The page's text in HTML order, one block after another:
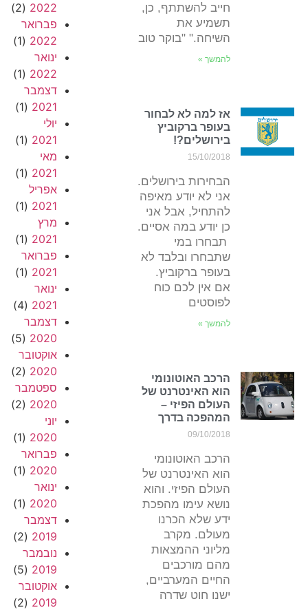
חייב להשתתף, כן,
תשמיע את
השיחה." "בוקר טוב
להמשך »
אז למה לא לבחור
בעופר ברקוביץ
בירושלים?!
15/10/2018
הבחירות בירושלים.
אני לא יודע מאיפה
להתחיל, אבל אני
כן יודע במה אסיים.
תבחרו במי
שתבחרו ובלבד לא
בעופר ברקוביץ.
אם אין לכם כוח
לפוסטים
להמשך »
הרכב האוטונומי
הוא האינטרנט של
העולם הפיזי –
המהפכה בדרך
09/10/2018
הרכב האוטונומי
הוא האינטרנט של
העולם הפיזי. והוא
נושא עימו מהפכת
ידע שלא הכרנו
מעולם. מקרב
מליוני ההמצאות
מהם מורכבים
החיים המערביים,
ישנו חוט שדרה
2022
(2)
פברואר
2022
(1)
ינואר
2022
(1)
דצמבר
2021
(1)
יולי
2021
(1)
מאי
2021
(1)
אפריל
2021
(1)
מרץ
2021
(1)
פברואר
2021
(1)
ינואר
2021
(4)
דצמבר
2020
(5)
אוקטובר
2020
(2)
ספטמבר
2020
(2)
יוני
2020
(1)
פברואר
2020
(1)
ינואר
2020
(1)
דצמבר
2019
(2)
נובמבר
2019
(5)
אוקטובר
2019
(2)